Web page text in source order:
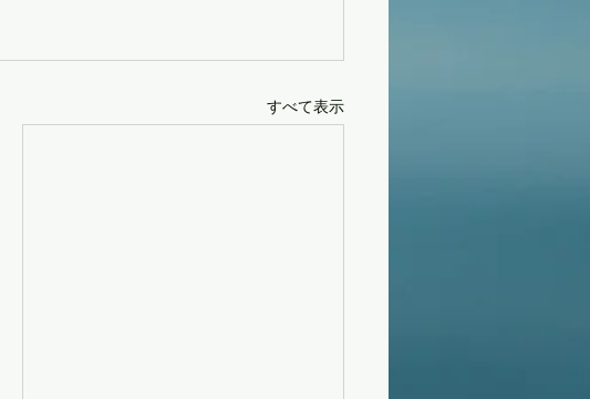
すべて表示